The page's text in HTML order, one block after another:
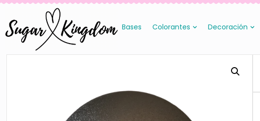
Bases Colorantes Decoración